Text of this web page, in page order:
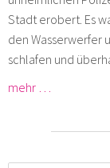
Stadt erobert. Es
den Wasserwerfer
schlafen und
mehr …